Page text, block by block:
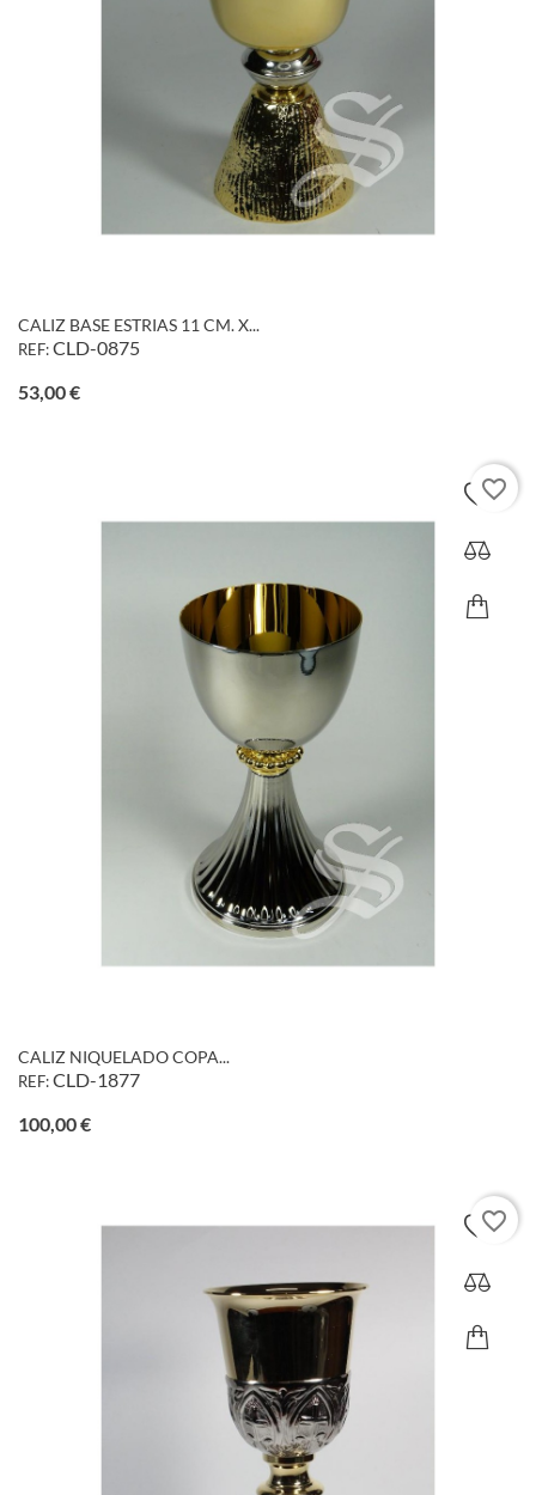
CALIZ BASE ESTRIAS 11 CM. X...
REF:CLD-0875
53,00 €Precio
CALIZ NIQUELADO COPA...
REF:CLD-1877
100,00 €Precio
favorite_border
favorite_border